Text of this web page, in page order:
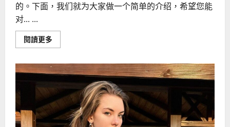
的。下面，我们就为大家做一个简单的介绍，希望您能
对... ...
閱讀更多
more
勃
起
管
用
的
延
时
喷
雾